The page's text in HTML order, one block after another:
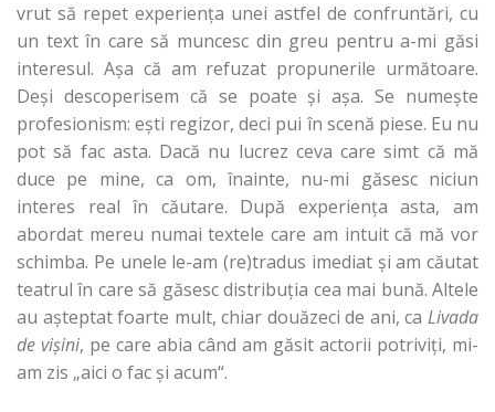
vrut să repet experienţa unei astfel de confruntări, cu
un text în care să muncesc din greu pentru a-mi găsi
interesul. Aşa că am refuzat propunerile următoare.
Deşi descoperisem că se poate şi aşa. Se numeşte
profesionism: eşti regizor, deci pui în scenă piese. Eu nu
pot să fac asta. Dacă nu lucrez ceva care simt că mă
duce pe mine, ca om, înainte, nu-mi găsesc niciun
interes real în căutare. După experienţa asta, am
abordat mereu numai textele care am intuit că mă vor
schimba. Pe unele le-am (re)tradus imediat şi am căutat
teatrul în care să găsesc distribuţia cea mai bună. Altele
au aşteptat foarte mult, chiar douăzeci de ani, ca Livada
de vişini, pe care abia când am găsit actorii potriviţi, mi-
am zis „aici o fac şi acum“.